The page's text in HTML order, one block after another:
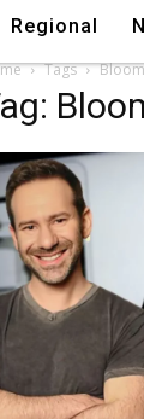
Regional
Tags